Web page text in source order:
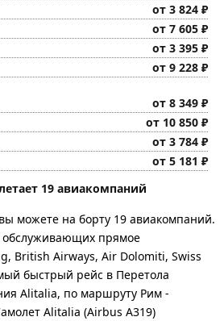
от 3 824 ₽
от 7 605 ₽
от 3 395 ₽
от 9 228 ₽
от 8 349 ₽
от 10 850 ₽
от 3 784 ₽
от 5 181 ₽
19 авиакомпаний
можете на борту 19 авиакомпаний.
обслуживающих прямое
British Airways, Air Dolomiti, Swiss
быстрый рейс в Перетола
Alitalia, по маршруту Рим -
Alitalia (Airbus A319)